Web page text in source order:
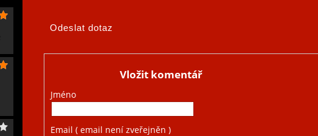
Vložit komentář
Jméno
Email ( email není zveřejněn )